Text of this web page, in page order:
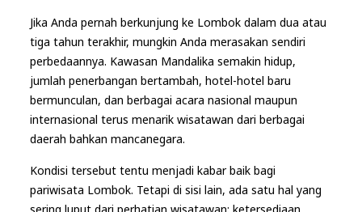
Jika Anda pernah berkunjung ke Lombok dalam dua atau
tiga tahun terakhir, mungkin Anda merasakan sendiri
perbedaannya. Kawasan Mandalika semakin hidup,
jumlah penerbangan bertambah, hotel-hotel baru
bermunculan, dan berbagai acara nasional maupun
internasional terus menarik wisatawan dari berbagai
daerah bahkan mancanegara.
Kondisi tersebut tentu menjadi kabar baik bagi
pariwisata Lombok. Tetapi di sisi lain, ada satu hal yang